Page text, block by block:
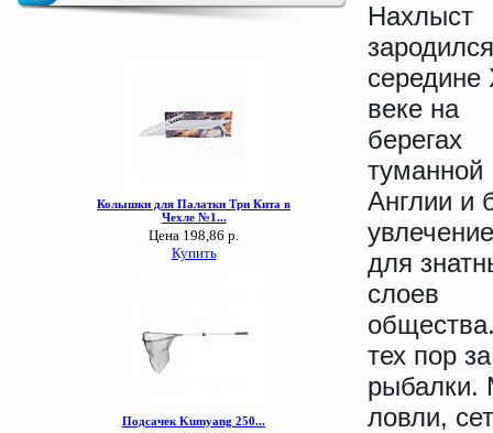
Нахлыст
середине
веке на
берегах
туманной
Англии и
для
слоев
тех пор
рыбалки.
ловли,